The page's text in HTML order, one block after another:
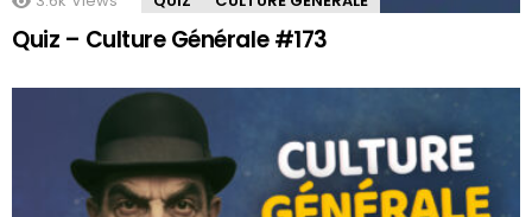
Quiz – Culture Générale #173